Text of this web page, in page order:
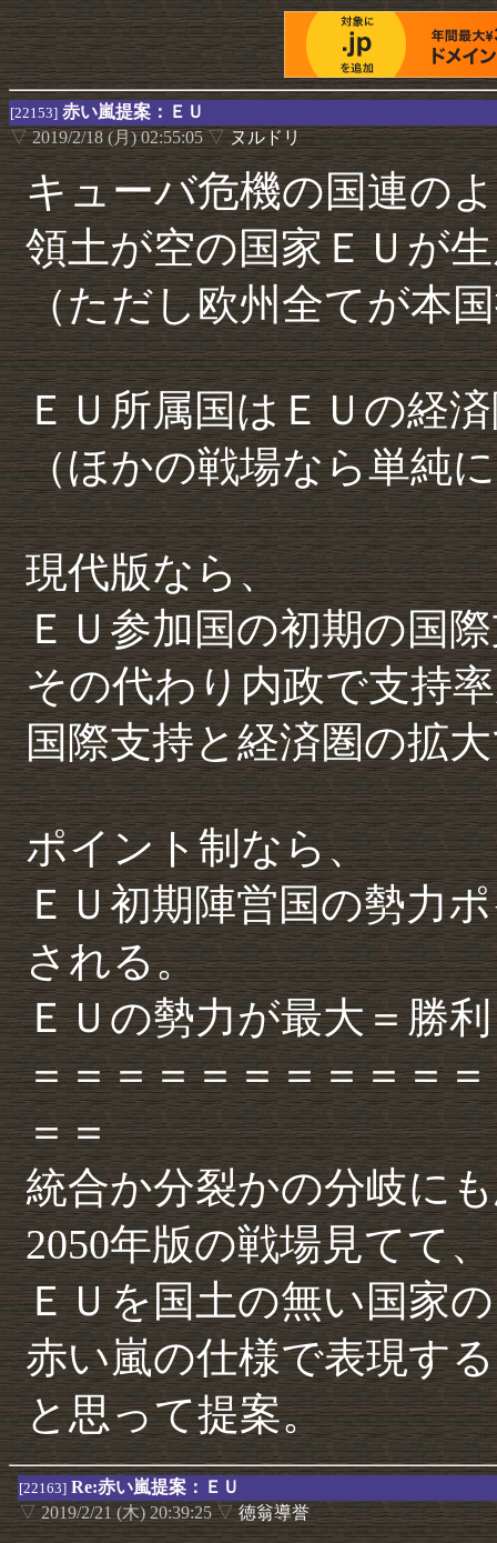
[22153] 赤い嵐提案：ＥＵ
▽2019/2/18 (月) 02:55:05▽ヌルドリ
キューバ危機の国連の
領土が空の国家ＥＵが
（ただし欧州全てが本
ＥＵ所属国はＥＵの経
（ほかの戦場なら単純
現代版なら、
ＥＵ参加国の初期の国
その代わり内政で支持
国際支持と経済圏の拡
ポイント制なら、
ＥＵ初期陣営国の勢力
される。
ＥＵの勢力が最大＝勝利
＝＝＝＝＝＝＝＝＝＝
＝＝
統合か分裂かの分岐に
2050年版の戦場見てて、
ＥＵを国土の無い国家
赤い嵐の仕様で表現す
と思って提案。
[22163] Re:赤い嵐提案：ＥＵ
▽ 2019/2/21 (木) 20:39:25▽ 徳翁導誉